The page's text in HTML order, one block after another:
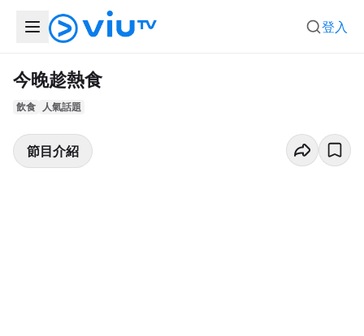
登入
今晚趁熱食
飲食 人氣話題
節目介紹